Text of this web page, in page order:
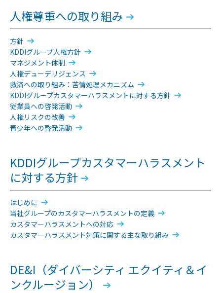
人権尊重への取り組み
方針
KDDIグループ人権方針
マネジメント体制
人権デューデリジェンス
救済への取り組み：苦情処理メカニズム
KDDIグループカスタマーハラスメントに対する方針
従業員への啓発活動
人権リスクの改善
青少年への啓発活動
KDDIグループカスタマーハラスメント
に対する方針
はじめに
当社グループのカスタマーハラスメントの定義
カスタマーハラスメントへの対応
カスタマーハラスメント対策に関する主な取り組み
DE&I（ダイバーシティ エクイティ＆イ
ンクルージョン）